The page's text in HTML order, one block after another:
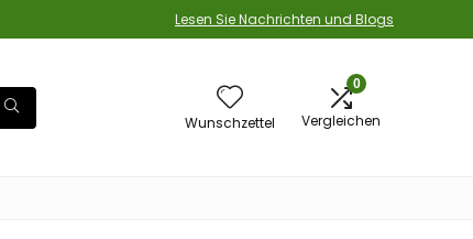
Lesen Sie Nachrichten und Blogs
Wunschzettel
0
Vergleichen